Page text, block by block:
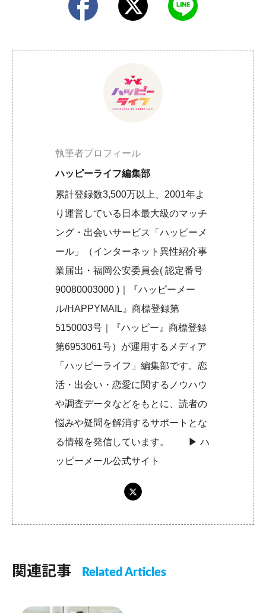
執筆者プロフィール
ハッピーライフ編集部
累計登録数3,500万以上、2001年よ
り運営している日本最大級のマッチ
ング・出会いサービス「ハッピーメ
ール」（インターネット異性紹介事
業届出・福岡公安委員会( 認定番号
90080003000 )｜『ハッピーメー
ル/HAPPYMAIL』商標登録第
5150003号｜『ハッピー』商標登録
第6953061号）が運用するメディア
「ハッピーライフ」編集部です。恋
活・出会い・恋愛に関するノウハウ
や調査データなどをもとに、読者の
悩みや疑問を解消するサポートとな
る情報を発信しています。 ▶︎ハ
ッピーメール公式サイト
関連記事 Related Articles